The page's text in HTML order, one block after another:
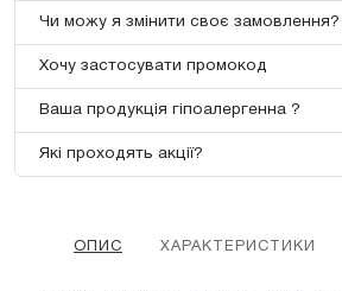
Чи можу я змінити своє замовлення?
Хочу застосувати промокод
Ваша продукція гіпоалергенна ?
Які проходять акції?
ОПИС ХАРАКТЕРИСТИКИ